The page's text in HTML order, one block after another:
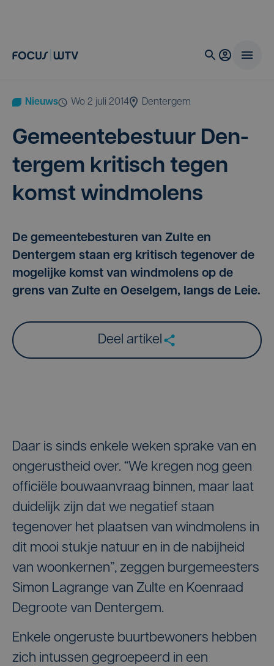
Nieuws wo 2 juli 2014 Dentergem
Gemeen­te­be­stuur Den­
ter­gem kri­tisch tegen
komst windmolens
De gemeentebesturen van Zulte en
Dentergem staan erg kritisch tegenover de
mogelijke komst van windmolens op de
grens van Zulte en Oeselgem, langs de Leie.
Deel artikel
Daar is sinds enkele weken sprake van en
ongerustheid over. “We kregen nog geen
officiële bouwaanvraag binnen, maar laat
duidelijk zijn dat we negatief staan
tegenover het plaatsen van windmolens in
dit mooi stukje natuur en in de nabijheid
van woonkernen”, zeggen burgemeesters
Simon Lagrange van Zulte en Koenraad
Degroote van Dentergem.
Enkele ongeruste buurtbewoners hebben
zich intussen gegroepeerd in een